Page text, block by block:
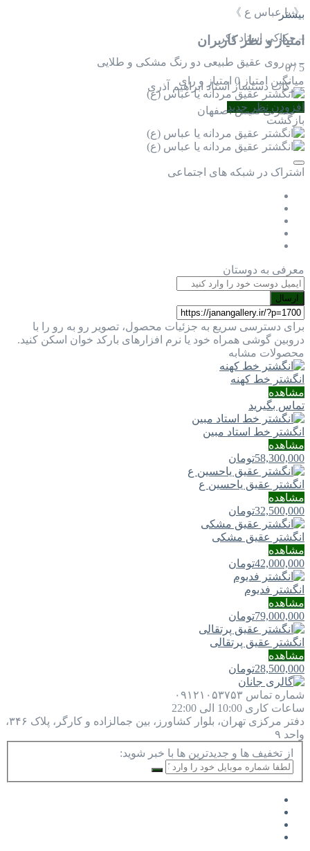
《 یا عباس ع 》
– حکاکی استاد ذکر
– بر روی عقیق طبیعی دو رنگ مشکی و طلایی
– رکاب دستساز استاد ابراهیم آذری
– قلمزنی نفیس اصفهان
بیشتر
امتیاز و نظر کاربران
5
/
0
میانگین امتیاز 0 امتیاز و رای
افزودن نظر جدید
بازگشت
اشتراک در شبکه های اجتماعی
معرفی به دوستان
ارسال
برای دسترسی سریع به جزئیات محصول، تصویر رو به رو را با
دروبین گوشی همراه خود یا نرم افزارهای بارکد خوان اسکن کنید.
محصولات مشابه
انگشتر خط کهنه
مشاهده
تماس بگیرید
انگشتر خط استاد مبین
مشاهده
58,300,000تومان
انگشتر عقیق یاحسین ع
مشاهده
32,500,000تومان
انگشتر عقیق مشکی
مشاهده
42,000,000تومان
انگشتر فدیوم
مشاهده
79,000,000تومان
انگشتر عقیق پرتقالی
مشاهده
28,500,000تومان
شماره تماس ۰۹۱۲۱۰۵۳۷۵۳
ساعات کاری 10:00 الی 22:00
دفتر مرکزی
تهران، بلوار کشاورز، بین جمالزاده و کارگر، پلاک ۳۴۶،
واحد ۹
از تخفیف ها و جدیدترین ها با خبر شوید: